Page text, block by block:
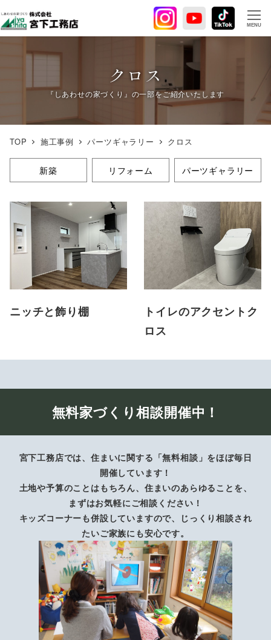
イ
ン
へ
MENU
クロス
TOP 施工事例 パーツギャラリー クロス
新築 リフォーム パーツギャラリー
ニッチと飾り棚
トイレのアクセントク
ロス
無料家づくり相談開催中！
宮下工務店では、住まいに関する「無料相談」をほぼ毎日
開催しています！
土地や予算のことはもちろん、住まいのあらゆることを、
まずはお気軽にご相談ください！
キッズコーナーも併設していますので、じっくり相談され
たいご家族にも安心です。